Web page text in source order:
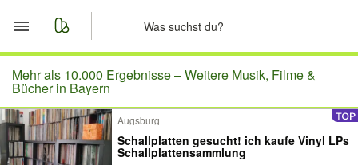
Start
Merkliste
Nachrichten
Mehr als 10.000 Ergebnisse –Weitere Musik, Filme &
Bücher in Bayern
Augsburg
Schallplatten gesucht! ich kaufe Vinyl LPs
Schallplattensammlung